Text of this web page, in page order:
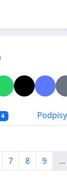
4 Podpisy
7 8 9 ...